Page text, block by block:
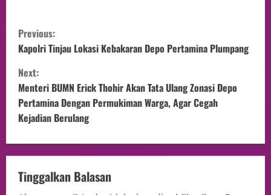
Previous:
Kapolri Tinjau Lokasi Kebakaran Depo Pertamina Plumpang
Next:
Menteri BUMN Erick Thohir Akan Tata Ulang Zonasi Depo
Pertamina Dengan Permukiman Warga, Agar Cegah
Kejadian Berulang
Tinggalkan Balasan